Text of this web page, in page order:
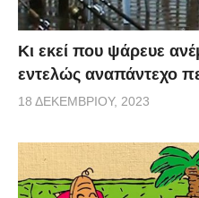
Κι εκεί που ψάρευε
εντελώς αναπάντεχο
18 ΔΕΚΕΜΒΡΊΟΥ, 2023